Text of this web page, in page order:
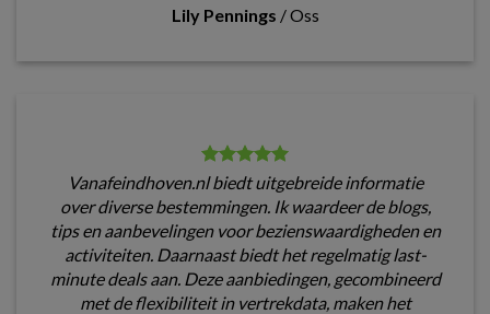
Lily Pennings /Oss
Vanafeindhoven.nl biedt uitgebreide informatie
over diverse bestemmingen. Ik waardeer de blogs,
tips en aanbevelingen voor bezienswaardigheden en
activiteiten. Daarnaast biedt het regelmatig last-
minute deals aan. Deze aanbiedingen, gecombineerd
met de flexibiliteit in vertrekdata, maken het